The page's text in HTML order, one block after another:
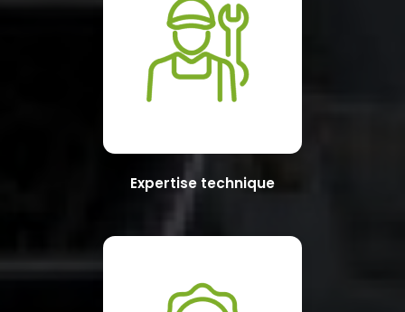
Expertise technique